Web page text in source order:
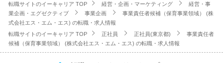
転職サイトのイーキャリア TOP 経営・企画・マーケティング
経営・事
業企画・エグゼクティブ
事業企画
事業責任者候補（保育事業領域） (株
式会社エス・エム・エス) の転職・求人情報
転職サイトのイーキャリア TOP
正社員 正社員(東京都)
事業責任者
候補（保育事業領域） (株式会社エス・エム・エス) の転職・求人情報